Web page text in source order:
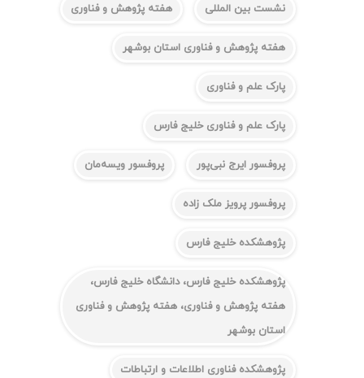
نشست بین المللی هفته پژوهش و فناوری
هفته پژوهش و فناوری استان بوشهر
پارک علم و فناوری
پارک علم و فناوری خلیج فارس
پروفسور ایرج نبی‌پور پروفسور ویسه‌مان
پروفسور پرویز ملک زاده
پژوهشکده خلیج فارس
پژوهشکده خلیج فارس، دانشگاه خلیج فارس،
هفته پژوهش و فناوری، هفته پژوهش و فناوری
استان بوشهر
پژوهشکده فناوری اطلاعات و ارتباطات